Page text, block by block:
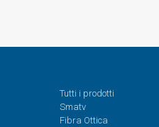
Tutti i prodotti
Smatv
Fibra Ottica